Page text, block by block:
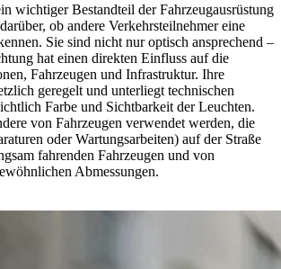
wichtiger Bestandteil der Fahrzeugausrüstung
ob andere Verkehrsteilnehmer eine
Sie sind nicht nur optisch ansprechend –
hat einen direkten Einfluss auf die
Fahrzeugen und Infrastruktur. Ihre
geregelt und unterliegt technischen
Farbe und Sichtbarkeit der Leuchten.
von Fahrzeugen verwendet werden, die
oder Wartungsarbeiten) auf der Straße
fahrenden Fahrzeugen und von
Abmessungen.